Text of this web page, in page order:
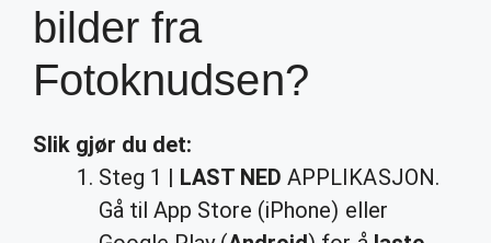
bilder fra
Fotoknudsen?
Slik gjør du det:
Steg 1 | LAST NED APPLIKASJON.
Gå til App Store (iPhone) eller